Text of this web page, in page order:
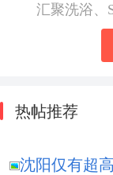
汇聚洗浴、
热帖推荐
沈阳仅有超